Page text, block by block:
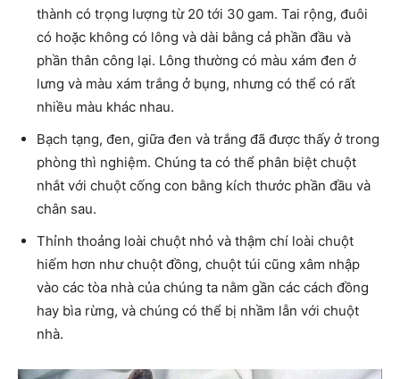
thành có trọng lượng từ 20 tới 30 gam. Tai rộng, đuôi
có hoặc không có lông và dài bằng cả phần đầu và
phần thân công lại. Lông thường có màu xám đen ở
lưng và màu xám trắng ở bụng, nhưng có thể có rất
nhiều màu khác nhau.
Bạch tạng, đen, giữa đen và trắng đã được thấy ở trong
phòng thì nghiệm. Chúng ta có thể phân biệt chuột
nhắt với chuột cống con bằng kích thước phần đầu và
chân sau.
Thỉnh thoảng loài chuột nhỏ và thậm chí loài chuột
hiếm hơn như chuột đồng, chuột túi cũng xâm nhập
vào các tòa nhà của chúng ta nằm gần các cách đồng
hay bìa rừng, và chúng có thể bị nhầm lẫn với chuột
nhà.